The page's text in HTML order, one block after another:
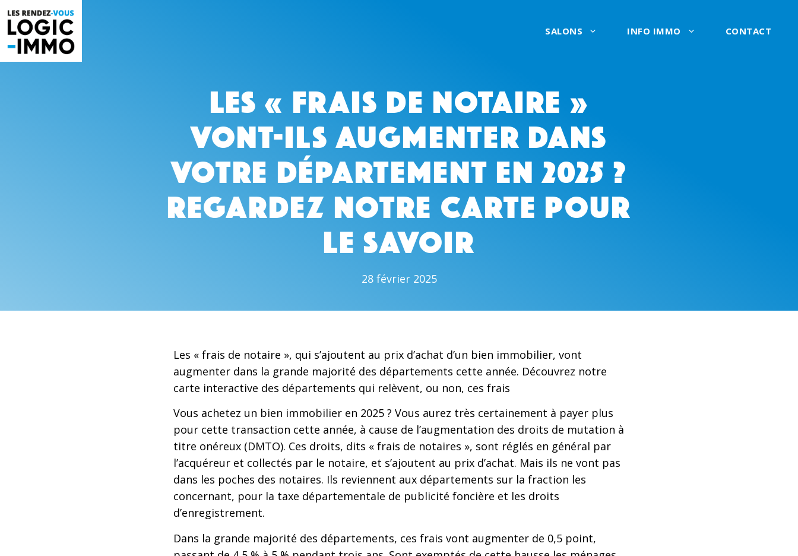
Aller
au
contenu
SALONS INFO IMMO CONTACT
Les « frais de notaire »
vont-ils augmenter dans
votre département en 2025 ?
Regardez notre carte pour
le savoir
28 février 2025
Les « frais de notaire », qui s’ajoutent au prix d’achat d’un bien immobilier, vont
augmenter dans la grande majorité des départements cette année. Découvrez notre
carte interactive des départements qui relèvent, ou non, ces frais
Vous achetez un bien immobilier en 2025 ? Vous aurez très certainement à payer plus
pour cette transaction cette année, à cause de l’augmentation des droits de mutation à
titre onéreux (DMTO). Ces droits, dits « frais de notaires », sont réglés en général par
l’acquéreur et collectés par le notaire, et s’ajoutent au prix d’achat. Mais ils ne vont pas
dans les poches des notaires. Ils reviennent aux départements sur la fraction les
concernant, pour la taxe départementale de publicité foncière et les droits
d’enregistrement.
Dans la grande majorité des départements, ces frais vont augmenter de 0,5 point,